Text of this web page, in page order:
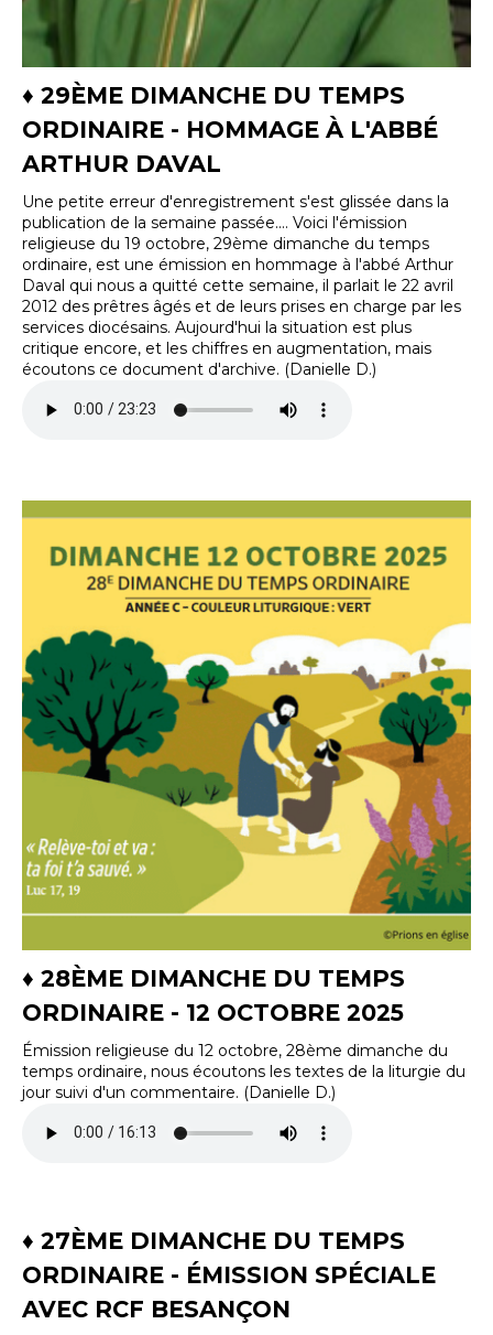
♦ 29ÈME DIMANCHE DU TEMPS
ORDINAIRE - HOMMAGE À L'ABBÉ
ARTHUR DAVAL
Une petite erreur d'enregistrement s'est glissée dans la
publication de la semaine passée.... Voici l'émission
religieuse du 19 octobre, 29ème dimanche du temps
ordinaire, est une émission en hommage à l'abbé Arthur
Daval qui nous a quitté cette semaine, il parlait le 22 avril
2012 des prêtres âgés et de leurs prises en charge par les
services diocésains. Aujourd'hui la situation est plus
critique encore, et les chiffres en augmentation, mais
écoutons ce document d'archive. (Danielle D.)
♦ 28ÈME DIMANCHE DU TEMPS
ORDINAIRE - 12 OCTOBRE 2025
Émission religieuse du 12 octobre, 28ème dimanche du
temps ordinaire, nous écoutons les textes de la liturgie du
jour suivi d'un commentaire. (Danielle D.)
♦ 27ÈME DIMANCHE DU TEMPS
ORDINAIRE - ÉMISSION SPÉCIALE
AVEC RCF BESANÇON